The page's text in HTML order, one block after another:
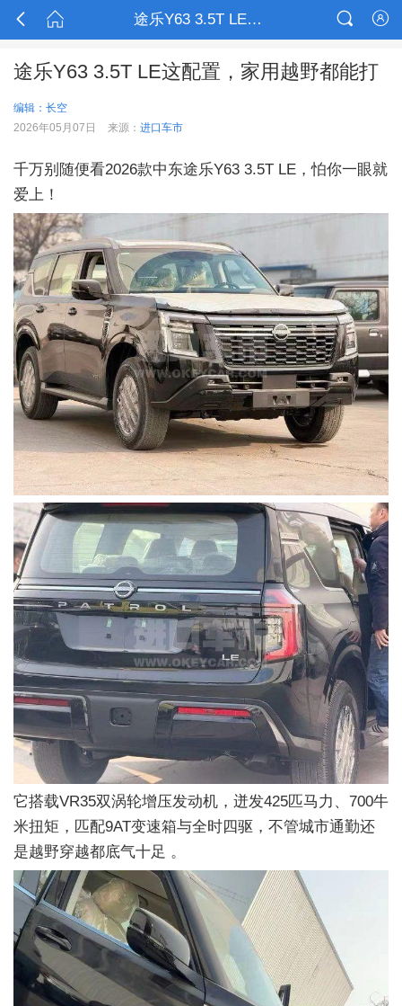
  途乐Y63 3.5T LE这配置，家用越野都能打 

途乐Y63 3.5T LE这配置，家用越野都能打
编辑：长空
2026年05月07日
来源： 进口车市
千万别随便看2026款中东途乐Y63 3.5T LE，怕你一眼就
爱上！
它搭载VR35双涡轮增压发动机，迸发425匹马力、700牛
米扭矩，匹配9AT变速箱与全时四驱，不管城市通勤还
是越野穿越都底气十足 。